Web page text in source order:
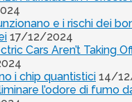
e i rischi dei
17/12/2024
Cars Aren’t Taking
i chip quantistici 14/
l’odore di fumo